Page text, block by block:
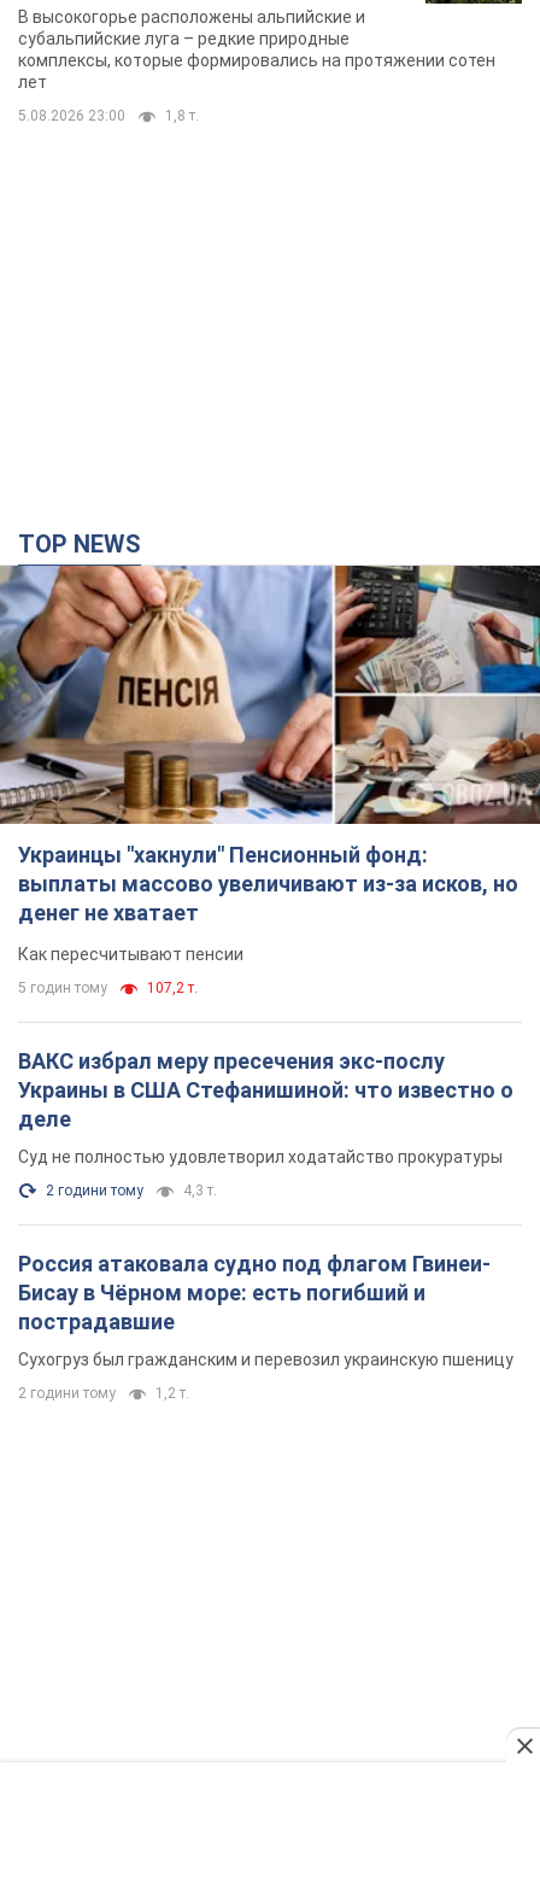
В высокогорье расположены альпийские и
субальпийские луга – редкие природные
комплексы, которые формировались на протяжении сотен
лет
5.08.2026 23:00 1,8 т.
TOP NEWS
Украинцы "хакнули" Пенсионный фонд:
выплаты массово увеличивают из-за исков, но
денег не хватает
Как пересчитывают пенсии
5 годин тому 107,2 т.
ВАКС избрал меру пресечения экс-послу
Украины в США Стефанишиной: что известно о
деле
Суд не полностью удовлетворил ходатайство прокуратуры
2 години тому 4,3 т.
Россия атаковала судно под флагом Гвинеи-
Бисау в Чёрном море: есть погибший и
пострадавшие
Сухогруз был гражданским и перевозил украинскую пшеницу
2 години тому 1,2 т.